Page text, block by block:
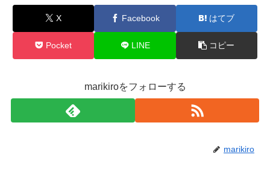
X Facebook はてブ
Pocket LINE コピー
marikiroをフォローする
marikiro